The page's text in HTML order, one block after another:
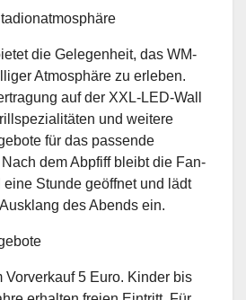
die Gelegenheit, das WM-
Atmosphäre zu erleben.
auf der XXL-LED-Wall
und weitere
für das passende
dem Abpfiff bleibt die Fan-
Stunde geöffnet und lädt
des Abends ein.
Vorverkauf 5 Euro. Kinder bis